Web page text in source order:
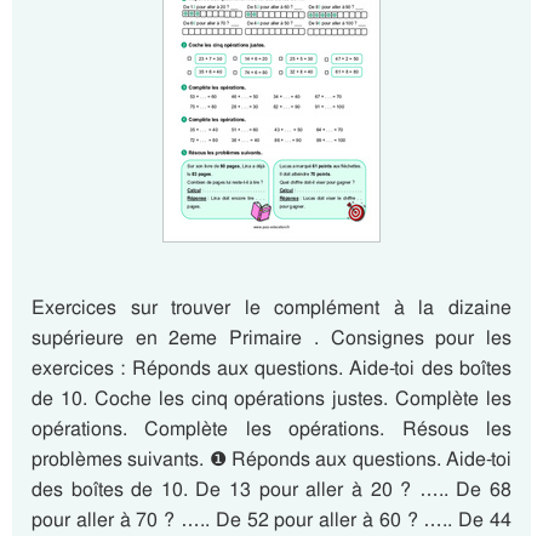
Exercices sur trouver le complément à la dizaine
supérieure en 2eme Primaire . Consignes pour les
exercices : Réponds aux questions. Aide-toi des boîtes
de 10. Coche les cinq opérations justes. Complète les
opérations. Complète les opérations. Résous les
problèmes suivants. ❶ Réponds aux questions. Aide-toi
des boîtes de 10. De 13 pour aller à 20 ? ….. De 68
pour aller à 70 ? ….. De 52 pour aller à 60 ? ….. De 44